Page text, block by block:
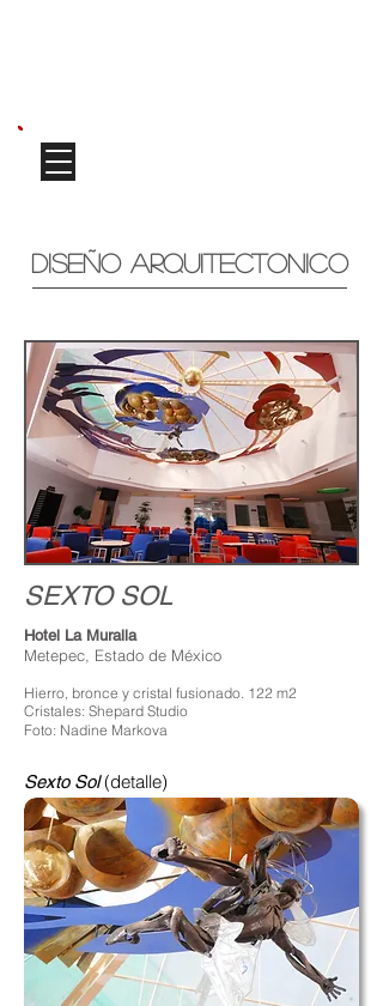
DISEÑO ARQUITECTONICO
SEXTO SOL
Hotel La Muralla
Metepec, Estado de México
Hierro, bronce y cristal fusionado. 122 m2
Cristales: Shepard Studio
Foto: Nadine Markova
Sexto Sol(detalle)